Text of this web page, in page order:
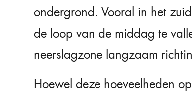
ondergrond. Vooral in het
de loop van de middag te
neerslagzone langzaam
Hoewel deze hoeveelheden